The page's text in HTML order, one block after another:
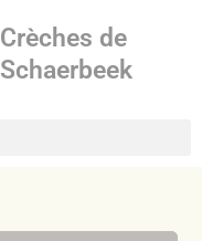
Crèches de
Schaerbeek